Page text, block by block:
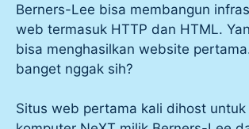
Berners-Lee bisa membangun
web termasuk HTTP dan HTML.
bisa menghasilkan website
banget nggak sih?
Situs web pertama kali dihost